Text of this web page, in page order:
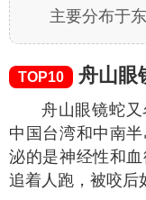
主要分布于
TOP10 舟山眼
舟山眼镜蛇又
中国台湾和中南
泌的是神经性和
追着人跑，被咬后